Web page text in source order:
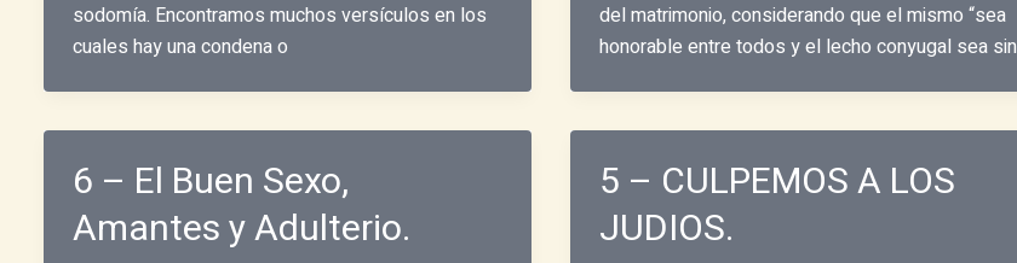
sodomía. Encontramos muchos versículos en los
cuales hay una condena o
del matrimonio, considerando que el mismo “sea
honorable entre todos y el lecho conyugal sea sin
6 – El Buen Sexo,
Amantes y Adulterio.
5 – CULPEMOS A LOS
JUDIOS.